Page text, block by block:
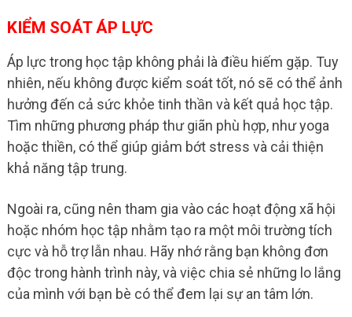
KIỂM SOÁT ÁP LỰC
Áp lực trong học tập không phải là điều hiếm gặp. Tuy
nhiên, nếu không được kiểm soát tốt, nó sẽ có thể ảnh
hưởng đến cả sức khỏe tinh thần và kết quả học tập.
Tìm những phương pháp thư giãn phù hợp, như yoga
hoặc thiền, có thể giúp giảm bớt stress và cải thiện
khả năng tập trung.
Ngoài ra, cũng nên tham gia vào các hoạt động xã hội
hoặc nhóm học tập nhằm tạo ra một môi trường tích
cực và hỗ trợ lẫn nhau. Hãy nhớ rằng bạn không đơn
độc trong hành trình này, và việc chia sẻ những lo lắng
của mình với bạn bè có thể đem lại sự an tâm lớn.